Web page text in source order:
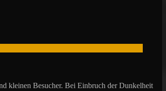
kleinen Besucher. Bei Einbruch der Dunkelheit